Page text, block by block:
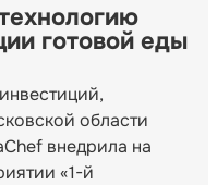
готовой еды
области
внедрила на
«1-й